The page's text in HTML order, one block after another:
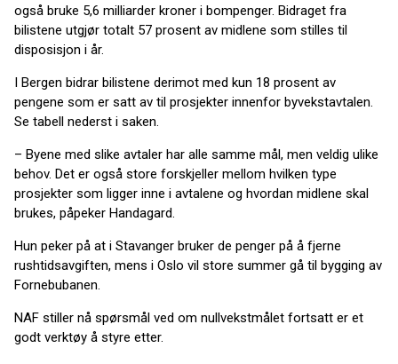
også bruke 5,6 milliarder kroner i bompenger. Bidraget fra
bilistene utgjør totalt 57 prosent av midlene som stilles til
disposisjon i år.
I Bergen bidrar bilistene derimot med kun 18 prosent av
pengene som er satt av til prosjekter innenfor byvekstavtalen.
Se tabell nederst i saken.
– Byene med slike avtaler har alle samme mål, men veldig ulike
behov. Det er også store forskjeller mellom hvilken type
prosjekter som ligger inne i avtalene og hvordan midlene skal
brukes, påpeker Handagard.
Hun peker på at i Stavanger bruker de penger på å fjerne
rushtidsavgiften, mens i Oslo vil store summer gå til bygging av
Fornebubanen.
NAF stiller nå spørsmål ved om nullvekstmålet fortsatt er et
godt verktøy å styre etter.